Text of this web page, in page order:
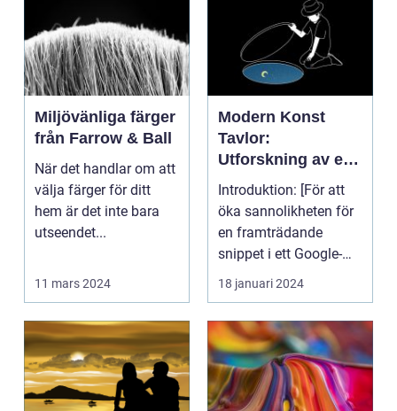
Miljövänliga färger
från Farrow & Ball
När det handlar om att
välja färger för ditt
hem är det inte bara
utseendet...
11 mars 2024
Modern Konst
Tavlor:
Utforskning av ett
Kreativt Uttryck
Introduktion: [För att
öka sannolikheten för
en framträdande
snippet i ett Google-
sök är det viktigt...
18 januari 2024